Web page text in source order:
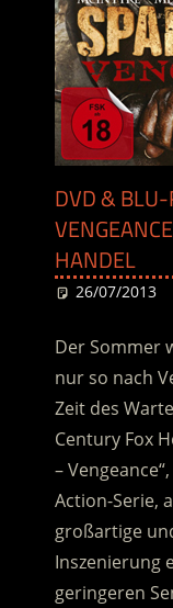
DVD & BLU-
HANDEL
26/07/2013
Der Sommer
nur so nach
Zeit des
Century Fox
–
Action-Serie,
großartige
Inszenierung
geringeren